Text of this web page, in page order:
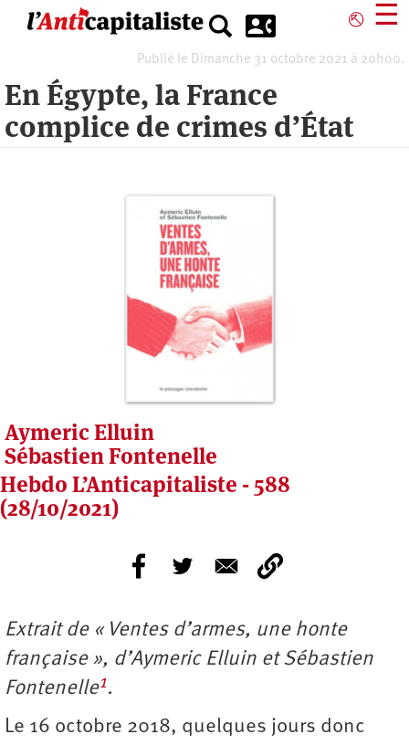
⎋ ☰
Publié le Dimanche 31 octobre 2021 à 20h00.
En Égypte, la France
complice de crimes d’État
Aymeric Elluin
Sébastien Fontenelle
Hebdo L’Anticapitaliste - 588
(28/10/2021)
Extrait de « Ventes d’armes, une honte
française », d’Aymeric Elluin et Sébastien
Fontenelle1.
Le 16 octobre 2018, quelques jours donc